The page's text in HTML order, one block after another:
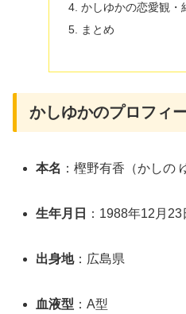
かしゆかの恋愛観・
まとめ
かしゆかのプロフィ
本名 ：樫野有香（かしの
生年月日 ：1988年12月
出身地：広島県
血液型 ：A型